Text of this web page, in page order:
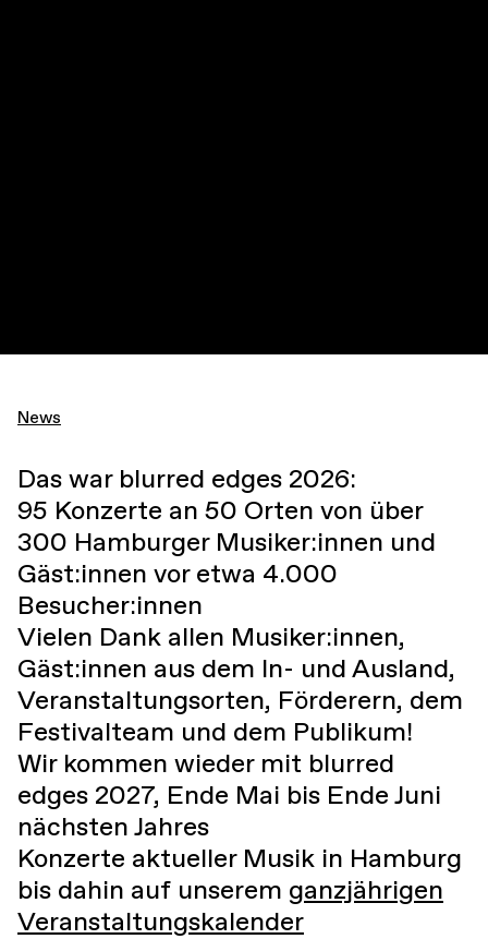
News
Das war blurred edges 2026:
95 Konzerte an 50 Orten von über
300 Hamburger Musiker:innen und
Gäst:innen vor etwa 4.000
Besucher:innen
Vielen Dank allen Musiker:innen,
Gäst:innen aus dem In- und Ausland,
Veranstaltungsorten, Förderern, dem
Festivalteam und dem Publikum!
Wir kommen wieder mit blurred
edges 2027, Ende Mai bis Ende Juni
nächsten Jahres
Konzerte aktueller Musik in Hamburg
bis dahin auf unserem ganzjährigen
Veranstaltungskalender